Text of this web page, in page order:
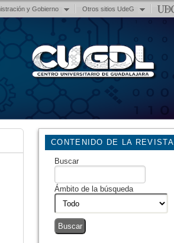
y Gobierno Otros sitios UdeG
CONTENIDO DE LA REVISTA
Buscar
Ámbito de la búsqueda